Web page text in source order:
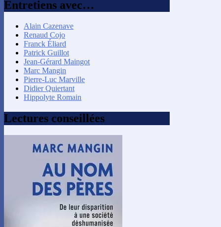
Entretiens avec…
Alain Cazenave
Renaud Cojo
Franck Éliard
Patrick Guillot
Jean-Gérard Maingot
Marc Mangin
Pierre-Luc Marville
Didier Quiertant
Hippolyte Romain
Lectures conseillées